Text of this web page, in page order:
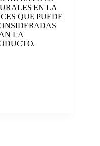
EN LA
QUE PUEDE
LA